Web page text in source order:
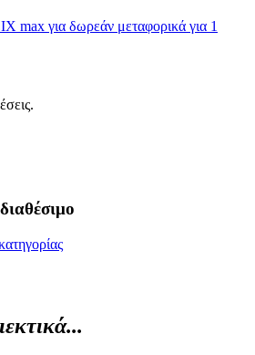
max για δωρεάν μεταφορικά για 1